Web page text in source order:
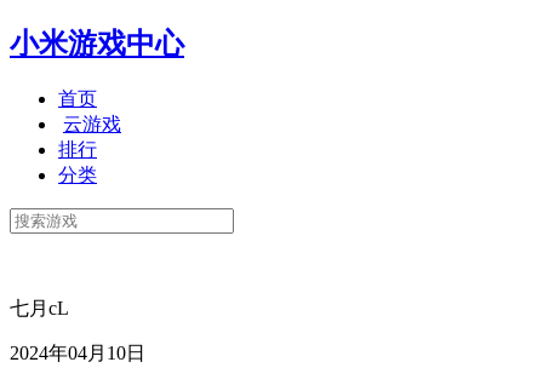
小米游戏中心
首页
云游戏
排行
分类
七月cL
2024年04月10日